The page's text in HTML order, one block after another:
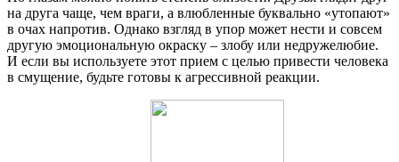
на друга чаще, чем враги, а влюбленные буквально «утопают»
в очах напротив. Однако взгляд в упор может нести и совсем
другую эмоциональную окраску – злобу или недружелюбие.
И если вы используете этот прием с целью привести человека
в смущение, будьте готовы к агрессивной реакции.